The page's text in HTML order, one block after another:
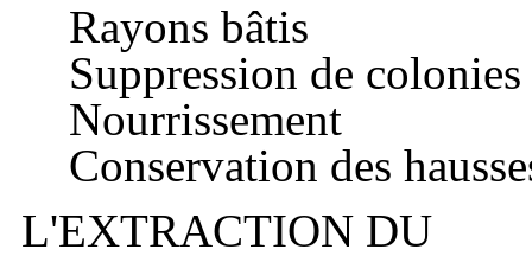
Rayons bâtis
Suppression de colonies
Nourrissement
Conservation des
L'EXTRACTION DU